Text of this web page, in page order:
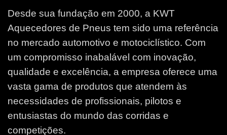
Desde sua fundação em 2000, a KWT
Aquecedores de Pneus tem sido uma referência
no mercado automotivo e motociclístico. Com
um compromisso inabalável com inovação,
qualidade e excelência, a empresa oferece uma
vasta gama de produtos que atendem às
necessidades de profissionais, pilotos e
entusiastas do mundo das corridas e
competições.